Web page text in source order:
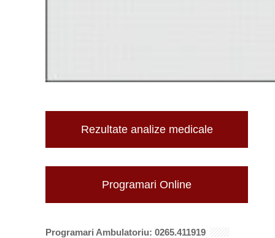
Rezultate analize medicale
Programari Online
Programari Ambulatoriu: 0265.411919